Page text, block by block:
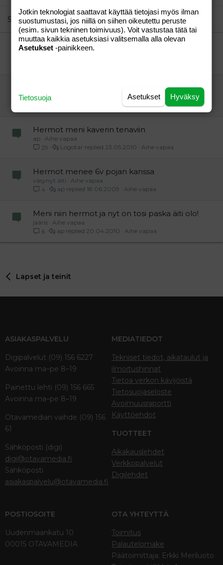
26
Trebuchet MS
Verdana
Similar threads
APUA! Ihan pulassa 3v. uhman kanssa!
PiipaMami
Hellu1
Lapset ja teinit
25.07.2007
Hermot meni kaverin tenaviin
ap
Aihe vapaa
29
Aihe vapaa
23.05.2010
Logotar
Hermot menee 6v pojan kanssa
väsynyt äiti
Aihe vapaa
4
Aihe vapaa
18.06.2009
ap
Meni niin hermot ja nyt on tosi paska äiti olo!
jääris
Aihe vapaa
6
Aihe vapaa
20.04.2010
ap
Lapset ja teinit
ASIAKASPALVELU
Digipalvelut (09) 156 6227
Avoinna ma–pe 8–19
Painettu lehti (09) 156 665
Avoinna ma–pe 8–19
Otavamedian vaihde (09) 156
61
Sähköposti (digi)
digi@otavamedia.fi
Sähköposti
asiakaspalvelu@otavamedia.fi
MEDIATIEDOT
Tekniset tiedot, aikataulut ja
ilmoitushinnat
Tietoa verkon kävijöistä
Tietosuojaseloste
Avoimuusraportti
Käyttöehdot
TUOTTEET
Aikakauslehdet
Verkkopalvelut
Digilehdet
POSTIOSOITE
Uudenmaankatu 10
00015 OTAVAMEDIA
OTA YHTEYTTÄ
Toimitus
Palautelomake
Päätoimittaja: Erkki Meriluoto
Jotkin teknologiat saattavat käyttää tietojasi myös ilman
suostumustasi, jos niillä on siihen oikeutettu peruste
(esim. sivun tekninen toimivuus). Voit vastustaa tätä tai
muuttaa kaikkia asetuksiasi valitsemalla alla olevan
Asetukset -painikkeen.
Hyväksy
Asetukset
Tietosuoja